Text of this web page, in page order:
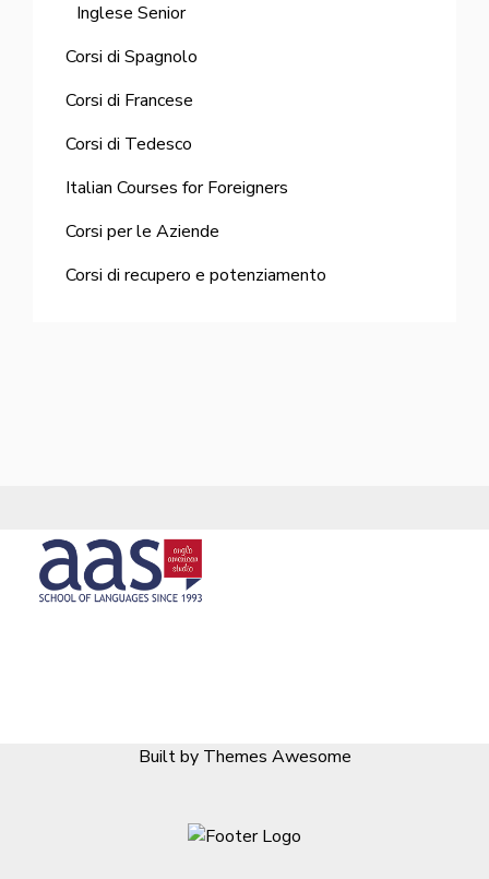
Inglese Senior
Corsi di Spagnolo
Corsi di Francese
Corsi di Tedesco
Italian Courses for Foreigners
Corsi per le Aziende
Corsi di recupero e potenziamento
Built by Themes Awesome